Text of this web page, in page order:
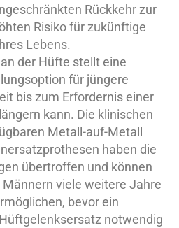
Rückkehr zur
Risiko für zukünftige
Lebens.
der Hüfte stellt eine
für jüngere
bis zum Erfordernis einer
kann. Die klinischen
Metall-auf-Metall
haben die
übertroffen und können
viele weitere Jahre
bevor ein
notwendig